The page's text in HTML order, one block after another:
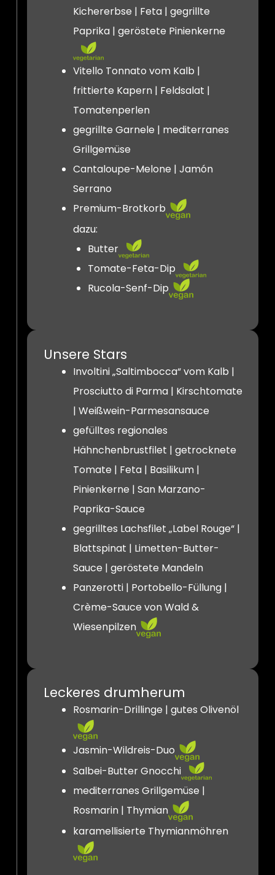
Kichererbse | Feta | gegrillte
Paprika | geröstete Pinienkerne
Vitello Tonnato vom Kalb |
frittierte Kapern | Feldsalat |
Tomatenperlen
gegrillte Garnele | mediterranes
Grillgemüse
Cantaloupe-Melone | Jamón
Serrano
Premium-Brotkorb
dazu:
Butter
Tomate-Feta-Dip
Rucola-Senf-Dip
Unsere Stars
Involtini „Saltimbocca“ vom Kalb |
Prosciutto di Parma | Kirschtomate
| Weißwein-Parmesansauce
gefülltes regionales
Hähnchenbrustfilet | getrocknete
Tomate | Feta | Basilikum |
Pinienkerne | San Marzano-
Paprika-Sauce
gegrilltes Lachsfilet „Label Rouge“ |
Blattspinat | Limetten-Butter-
Sauce | geröstete Mandeln
Panzerotti | Portobello-Füllung |
Crème-Sauce von Wald &
Wiesenpilzen
Leckeres drumherum
Rosmarin-Drillinge | gutes Olivenöl
Jasmin-Wildreis-Duo
Salbei-Butter Gnocchi
mediterranes Grillgemüse |
Rosmarin | Thymian
karamellisierte Thymianmöhren